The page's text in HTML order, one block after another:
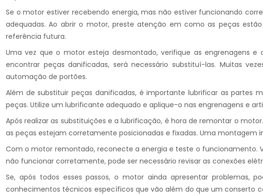
Se o motor estiver recebendo energia, mas não estiver funcionando
adequadas. Ao abrir o motor, preste atenção em como as peças
referência futura.
Uma vez que o motor esteja desmontado, verifique as engrenagens e
encontrar peças danificadas, será necessário substituí-las. Muitas
automação de portões.
Além de substituir peças danificadas, é importante lubrificar as partes
peças. Utilize um lubrificante adequado e aplique-o nas engrenagens e
Após realizar as substituições e a lubrificação, é hora de remontar o
as peças estejam corretamente posicionadas e fixadas. Uma
Com o motor remontado, reconecte a energia e teste o funcionamento.
não funcionar corretamente, pode ser necessário revisar as conexões
Se, após todos esses passos, o motor ainda apresentar problemas,
conhecimentos técnicos específicos que vão além do que um conserto